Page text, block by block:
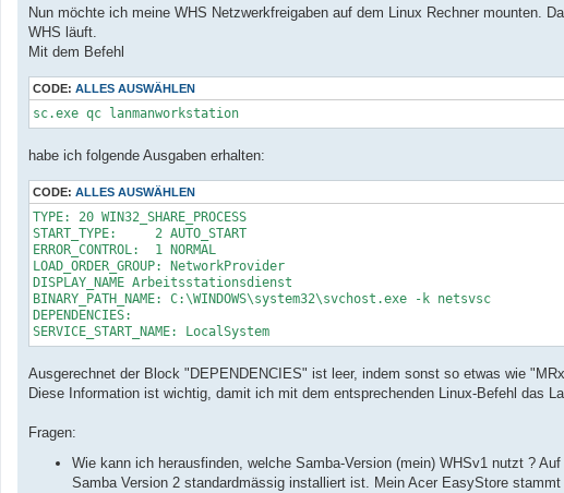
Nun möchte ich meine WHS Netzwerkfreigaben auf dem Linux Rechner mounten.
WHS läuft.
Mit dem Befehl
CODE: ALLES AUSWÄHLEN
sc.exe qc lanmanworkstation
habe ich folgende Ausgaben erhalten:
CODE: ALLES AUSWÄHLEN
TYPE: 20 WIN32_SHARE_PROCESS
START_TYPE:	2 AUTO_START
ERROR_CONTROL:	1 NORMAL
LOAD_ORDER_GROUP: NetworkProvider
DISPLAY_NAME Arbeitsstationsdienst
BINARY_PATH_NAME: C:\WINDOWS\system32\svchost.exe -k netsvsc
DEPENDENCIES:
SERVICE_START_NAME: LocalSystem
Ausgerechnet der Block "DEPENDENCIES" ist leer, indem sonst so etwas wie
Diese Information ist wichtig, damit ich mit dem entsprechenden Linux-Befehl das
Fragen:
Wie kann ich herausfinden, welche Samba-Version (mein) WHSv1 nutzt ?
Samba Version 2 standardmässig installiert ist. Mein Acer EasyStore stammt